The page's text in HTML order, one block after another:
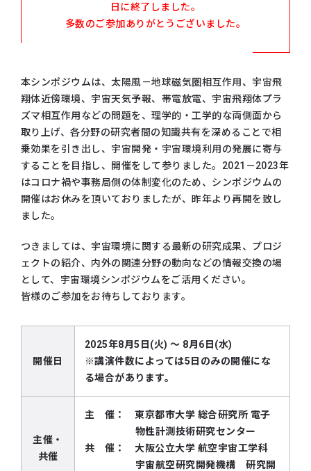
日に終了しました。
多数のご参加ありがとうございました。
本シンポジウムは、太陽風－地球磁気圏相互作用、宇宙飛
翔体近傍環境、宇宙天気予報、帯電放電、宇宙飛翔体プラ
ズマ相互作用などの問題を、理学的・工学的な両側面から
取り上げ、各分野の研究者間の知識共有を深めることで相
乗効果を引き出し、宇宙開発・宇宙環境利用の発展に寄与
することを目指し、開催をして参りました。2021－2023年
はコロナ禍や事務局側の体制変化のため、シンポジウムの
開催はお休みを頂いておりましたが、昨年より再開を致し
ました。
つきましては、宇宙環境に関する最新の研究成果、プロジ
ェクトの紹介、内外の関連分野の動向などの情報交換の場
として、宇宙環境シンポジウムをご活用ください。
皆様のご参加をお待ちしております。
開催日
2025年8月5日(火) ～ 8月6日(水)
※講演件数によっては5日のみの開催にな
る場合があります。
主催・
共催
主 催： 東京都市大学 総合研究所 電子
物性計測技術研究センター
共 催： 大阪公立大学 航空宇宙工学科
宇宙航空研究開発機構 研究開